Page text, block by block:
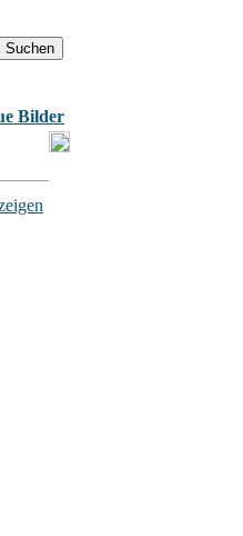
Bilder